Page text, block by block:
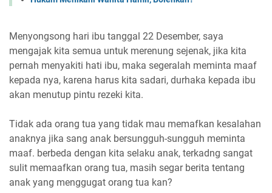
Menyongsong hari ibu tanggal 22 Desember, saya
mengajak kita semua untuk merenung sejenak, jika kita
pernah menyakiti hati ibu, maka segeralah meminta maaf
kepada nya, karena harus kita sadari, durhaka kepada ibu
akan menutup pintu rezeki kita.
Tidak ada orang tua yang tidak mau memafkan kesalahan
anaknya jika sang anak bersungguh-sungguh meminta
maaf. berbeda dengan kita selaku anak, terkadng sangat
sulit memaafkan orang tua, masih segar berita tentang
anak yang menggugat orang tua kan?